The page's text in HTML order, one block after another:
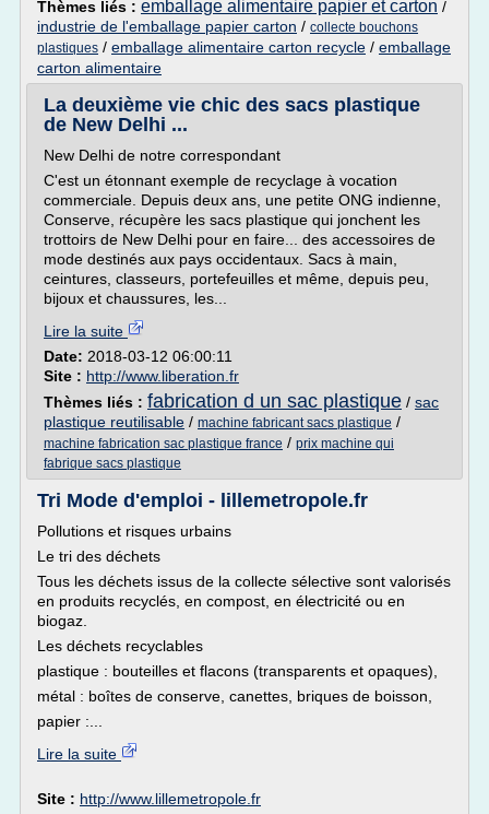
Thèmes liés : emballage alimentaire papier et carton /
industrie de l'emballage papier carton / collecte bouchons
plastiques / emballage alimentaire carton recycle / emballage
carton alimentaire
La deuxième vie chic des sacs plastique
de New Delhi ...
New Delhi de notre correspondant
C'est un étonnant exemple de recyclage à vocation
commerciale. Depuis deux ans, une petite ONG indienne,
Conserve, récupère les sacs plastique qui jonchent les
trottoirs de New Delhi pour en faire... des accessoires de
mode destinés aux pays occidentaux. Sacs à main,
ceintures, classeurs, portefeuilles et même, depuis peu,
bijoux et chaussures, les...
Lire la suite
Date: 2018-03-12 06:00:11
Site : http://www.liberation.fr
Thèmes liés : fabrication d un sac plastique / sac
plastique reutilisable / machine fabricant sacs plastique /
machine fabrication sac plastique france / prix machine qui
fabrique sacs plastique
Tri Mode d'emploi - lillemetropole.fr
Pollutions et risques urbains
Le tri des déchets
Tous les déchets issus de la collecte sélective sont valorisés
en produits recyclés, en compost, en électricité ou en
biogaz.
Les déchets recyclables
plastique : bouteilles et flacons (transparents et opaques),
métal : boîtes de conserve, canettes, briques de boisson,
papier :...
Lire la suite
Site : http://www.lillemetropole.fr